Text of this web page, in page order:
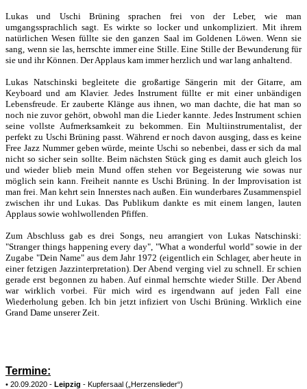
Lukas und Uschi Brüning sprachen frei von der Leber, wie man
umgangssprachlich sagt. Es wirkte so locker und unkompliziert. Mit ihrem
natürlichen Wesen füllte sie den ganzen Saal im Goldenen Löwen. Wenn sie
sang, wenn sie las, herrschte immer eine Stille. Eine Stille der Bewunderung für
sie und ihr Können. Der Applaus kam immer herzlich und war lang anhaltend.
Lukas Natschinski begleitete die großartige Sängerin mit der Gitarre, am
Keyboard und am Klavier. Jedes Instrument füllte er mit einer unbändigen
Lebensfreude. Er zauberte Klänge aus ihnen, wo man dachte, die hat man so
noch nie zuvor gehört, obwohl man die Lieder kannte. Jedes Instrument schien
seine vollste Aufmerksamkeit zu bekommen. Ein Multiinstrumentalist, der
perfekt zu Uschi Brüning passt. Während er noch davon ausging, dass es keine
Free Jazz Nummer geben würde, meinte Uschi so nebenbei, dass er sich da mal
nicht so sicher sein sollte. Beim nächsten Stück ging es damit auch gleich los
und wieder blieb mein Mund offen stehen vor Begeisterung wie sowas nur
möglich sein kann. Freiheit nannte es Uschi Brüning. In der Improvisation ist
man frei. Man kehrt sein Innerstes nach außen. Ein wunderbares Zusammenspiel
zwischen ihr und Lukas. Das Publikum dankte es mit einem langen, lauten
Applaus sowie wohlwollenden Pfiffen.
Zum Abschluss gab es drei Songs, neu arrangiert von Lukas Natschinski:
"Stranger things happening every day", "What a wonderful world" sowie in der
Zugabe "Dein Name" aus dem Jahr 1972 (eigentlich ein Schlager, aber heute in
einer fetzigen Jazzinterpretation). Der Abend verging viel zu schnell. Er schien
gerade erst begonnen zu haben. Auf einmal herrschte wieder Stille. Der Abend
war wirklich vorbei. Für mich wird es irgendwann auf jeden Fall eine
Wiederholung geben. Ich bin jetzt infiziert von Uschi Brüning. Wirklich eine
Grand Dame unserer Zeit.
Termine:
• 20.09.2020 - Leipzig - Kupfersaal („Herzenslieder“)